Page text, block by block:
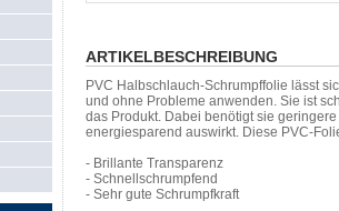
ARTIKELBESCHREIBUNG
PVC Halbschlauch-Schrumpffolie lässt
und ohne Probleme anwenden. Sie ist
das Produkt. Dabei benötigt sie
energiesparend auswirkt. Diese PVC-
- Brillante Transparenz
- Schnellschrumpfend
- Sehr gute Schrumpfkraft